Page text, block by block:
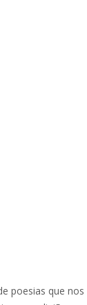
poesias que